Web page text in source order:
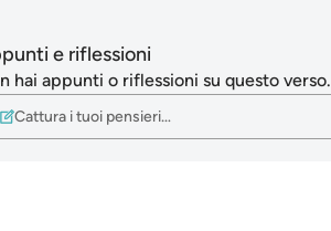
e riflessioni
hai appunti o riflessioni su questo verso.
Cattura i tuoi pensieri…